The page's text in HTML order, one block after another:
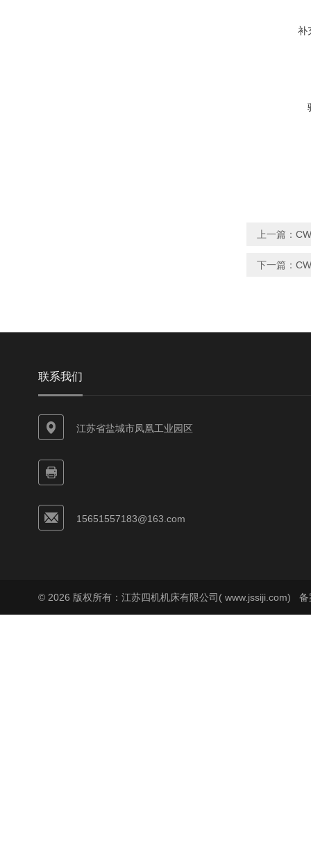
补
上一篇：
下一篇：
联系我们
江苏省盐城市凤凰工业园区
15651557183@163.com
© 2026 版权所有：江苏四机机床有限公司( www.jssiji.com) 备